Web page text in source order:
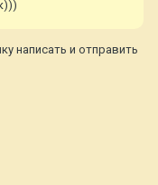
написать и отправить